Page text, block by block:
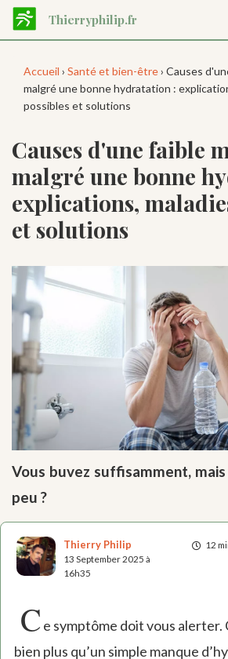
Aller
contenu
Thierryphilip.fr
Accueil › Santé et bien-être› Causes
malgré une bonne hydratation :
possibles et solutions
Causes d'une faible
malgré une bonne
explications,
et solutions
Vous buvez suffisamment,
peu ?
12
Thierry Philip
13 September 2025 à
16h35
C e symptôme doit vous alerter.
bien plus qu’un simple manque